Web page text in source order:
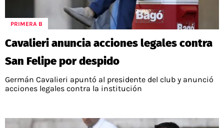
PRIMERA B
Cavalieri anuncia acciones legales contra
San Felipe por despido
Germán Cavalieri apuntó al presidente del club y anunció
acciones legales contra la institución